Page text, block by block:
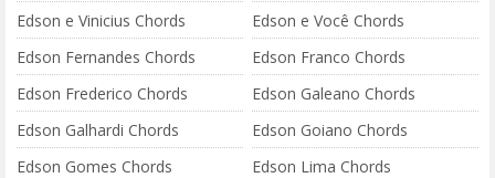
Edson e Vinicius Chords
Edson e Você Chords
Edson Fernandes Chords
Edson Franco Chords
Edson Frederico Chords
Edson Galeano Chords
Edson Galhardi Chords
Edson Goiano Chords
Edson Gomes Chords
Edson Lima Chords